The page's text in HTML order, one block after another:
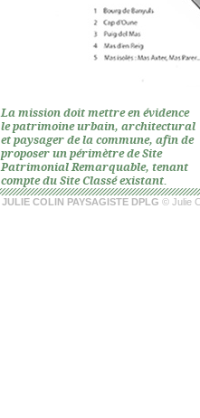
La mission doit mettre en évidence
le patrimoine urbain, architectural
et paysager de la commune, afin de
proposer un périmètre de Site
Patrimonial Remarquable, tenant
compte du Site Classé existant.
JULIE COLIN PAYSAGISTE DPLG © Julie